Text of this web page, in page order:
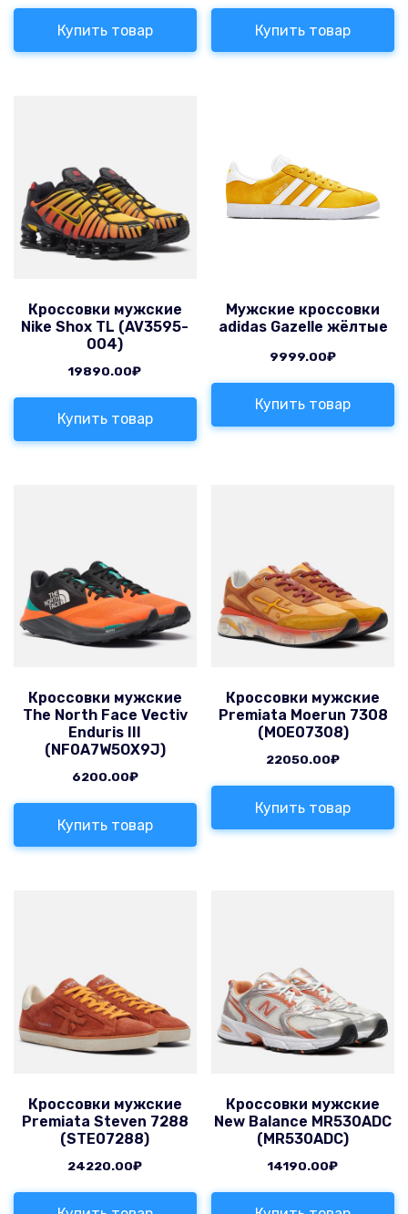
Купить товар Купить товар
Кроссовки мужские
Nike Shox TL (AV3595-
004)
19890.00₽
Купить товар
Мужские кроссовки
adidas Gazelle жёлтые
9999.00₽
Купить товар
Кроссовки мужские
The North Face Vectiv
Enduris III
(NF0A7W5OX9J)
6200.00₽
Купить товар
Кроссовки мужские
Premiata Moerun 7308
(MOE07308)
22050.00₽
Купить товар
Кроссовки мужские
Premiata Steven 7288
(STE07288)
24220.00₽
Кроссовки мужские
New Balance MR530ADC
(MR530ADC)
14190.00₽